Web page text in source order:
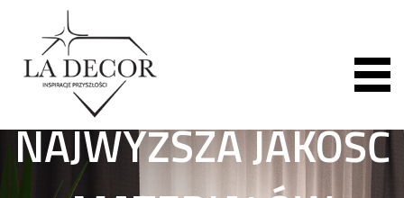
NAJWYŻSZA JAKOŚĆ